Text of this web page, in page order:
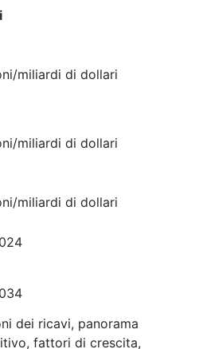
miliardi di dollari
miliardi di dollari
miliardi di dollari
dei ricavi, panorama
fattori di crescita,